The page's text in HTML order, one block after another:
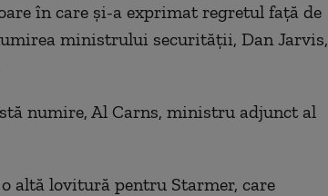
în care şi-a exprimat regretul faţă de
ministrului securităţii, Dan Jarvis,
numire, Al Carns, ministru adjunct al
altă lovitură pentru Starmer, care